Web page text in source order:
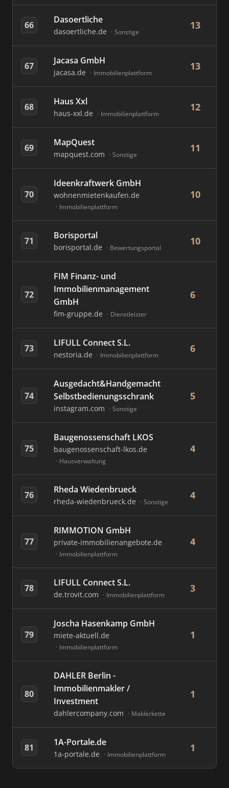
66 Dasoertliche
dasoertliche.de Sonstige
13
67 Jacasa GmbH
jacasa.de Immobilienplattform
13
68 Haus Xxl
haus-xxl.de Immobilienplattform
12
69 MapQuest
mapquest.com Sonstige
11
70
Ideenkraftwerk GmbH
wohnenmietenkaufen.de
Immobilienplattform
10
71 Borisportal
borisportal.de Bewertungsportal
10
72
FIM Finanz- und
Immobilienmanagement
GmbH
fim-gruppe.de Dienstleister
6
73 LIFULL Connect S.L.
nestoria.de Immobilienplattform
6
74
Ausgedacht&Handgemacht
Selbstbedienungsschrank
instagram.com Sonstige
5
75
Baugenossenschaft LKOS
baugenossenschaft-lkos.de
Hausverwaltung
4
76 Rheda Wiedenbrueck
rheda-wiedenbrueck.de Sonstige
4
77
RIMMOTION GmbH
private-immobilienangebote.de
Immobilienplattform
4
78 LIFULL Connect S.L.
de.trovit.com Immobilienplattform
3
79
Joscha Hasenkamp GmbH
miete-aktuell.de
Immobilienplattform
1
80
DAHLER Berlin -
Immobilienmakler /
Investment
dahlercompany.com Maklerkette
1
81 1A-Portale.de
1a-portale.de Immobilienplattform
1